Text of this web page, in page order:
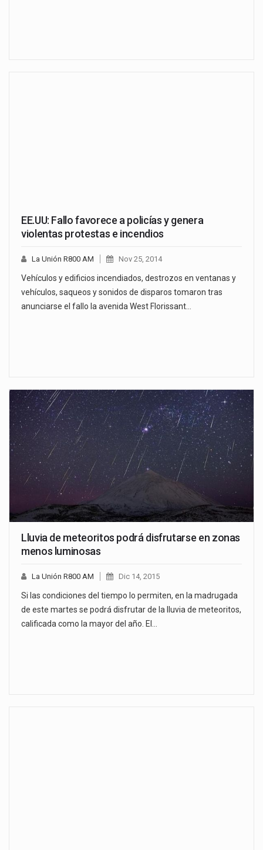
EE.UU: Fallo favorece a policías y genera
violentas protestas e incendios
La Unión R800 AM Nov 25, 2014
Vehículos y edificios incendiados, destrozos en ventanas y
vehículos, saqueos y sonidos de disparos tomaron tras
anunciarse el fallo la avenida West Florissant…
Lluvia de meteoritos podrá disfrutarse en zonas
menos luminosas
La Unión R800 AM Dic 14, 2015
Si las condiciones del tiempo lo permiten, en la madrugada
de este martes se podrá disfrutar de la lluvia de meteoritos,
calificada como la mayor del año. El…